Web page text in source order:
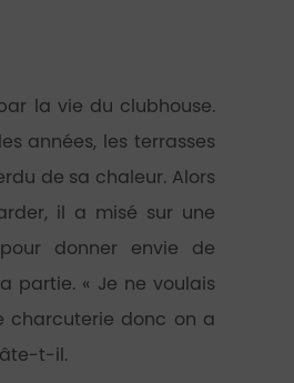
la vie du clubhouse.
années, les terrasses
de sa chaleur. Alors
il a misé sur une
donner envie de
partie. « Je ne voulais
charcuterie donc on a
t-il.